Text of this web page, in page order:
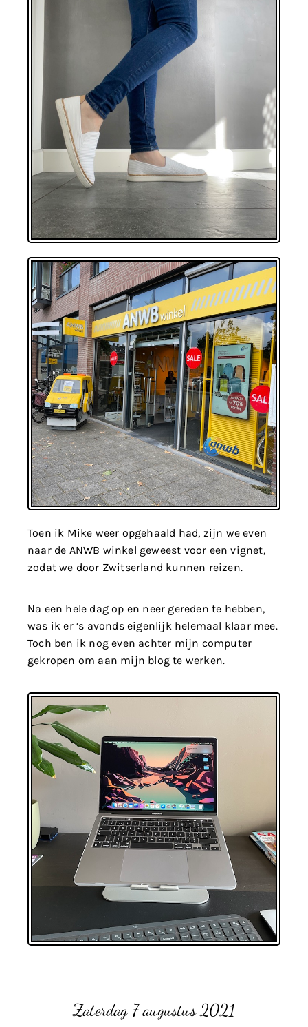
Toen ik Mike weer opgehaald had, zijn we even
naar de ANWB winkel geweest voor een vignet,
zodat we door Zwitserland kunnen reizen.
Na een hele dag op en neer gereden te hebben,
was ik er ’s avonds eigenlijk helemaal klaar mee.
Toch ben ik nog even achter mijn computer
gekropen om aan mijn blog te werken.
Zaterdag 7 augustus 2021